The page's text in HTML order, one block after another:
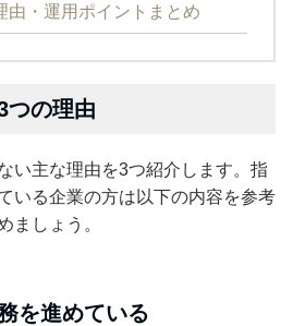
由・運用ポイントまとめ
つの理由
い主な理由を3つ紹介します。指
いる企業の方は以下の内容を参考
ましょう。
を進めている